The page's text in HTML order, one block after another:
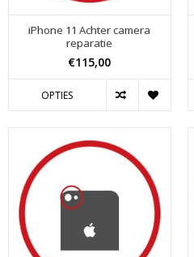
iPhone 11 Achter camera
reparatie
€115,00
OPTIES